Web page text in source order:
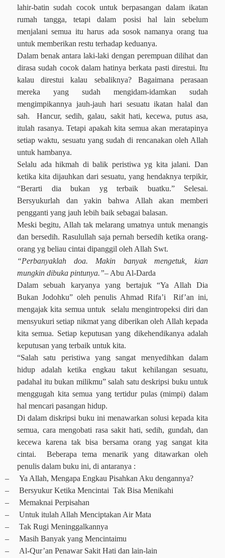
lahir-batin sudah cocok untuk berpasangan dalam ikatan
rumah tangga, tetapi dalam posisi hal lain sebelum
menjalani semua itu harus ada sosok namanya orang tua
untuk memberikan restu terhadap keduanya.
Dalam benak antara laki-laki dengan perempuan dilihat dan
dirasa sudah cocok dalam hatinya berkata pasti direstui. Itu
kalau direstui kalau sebaliknya? Bagaimana perasaan
mereka yang sudah mengidam-idamkan sudah
mengimpikannya jauh-jauh hari sesuatu ikatan halal dan
sah.
Hancur, sedih, galau, sakit hati, kecewa, putus asa,
itulah rasanya. Tetapi apakah kita semua akan meratapinya
setiap waktu, sesuatu yang sudah di rencanakan oleh Allah
untuk hambanya.
Selalu ada hikmah di balik peristiwa yg kita jalani. Dan
ketika kita dijauhkan dari sesuatu, yang hendaknya terpikir,
“Berarti dia bukan yg terbaik buatku.” Selesai.
Bersyukurlah dan yakin bahwa Allah akan memberi
pengganti yang jauh lebih baik sebagai balasan.
Meski begitu, Allah tak melarang umatnya untuk menangis
dan bersedih. Rasulullah saja pernah bersedih ketika orang-
orang yg beliau cintai dipanggil oleh Allah Swt.
“Perbanyaklah doa. Makin banyak mengetuk, kian
mungkin dibuka pintunya.”– Abu Al-Darda
Dalam sebuah karyanya yang bertajuk “Ya Allah Dia
Bukan Jodohku” oleh penulis Ahmad Rifa’i
Rif’an ini,
mengajak kita semua untuk
selalu mengintropeksi diri dan
mensyukuri setiap nikmat yang diberikan oleh Allah kepada
kita semua. Setiap keputusan yang dikehendikanya adalah
keputusan yang terbaik untuk kita.
“Salah satu peristiwa yang sangat menyedihkan dalam
hidup adalah ketika engkau takut kehilangan sesuatu,
padahal itu bukan milikmu” salah satu deskripsi buku untuk
menggugah kita semua yang tertidur pulas (mimpi) dalam
hal mencari pasangan hidup.
Di dalam diskripsi buku ini menawarkan solusi kepada kita
semua, cara mengobati rasa sakit hati, sedih, gundah, dan
kecewa karena tak bisa bersama orang yag sangat kita
cintai.
Beberapa tema menarik yang ditawarkan oleh
penulis dalam buku ini, di antaranya :
–
Ya Allah, Mengapa Engkau Pisahkan Aku dengannya?
–
Bersyukur Ketika Mencintai Tak Bisa Menikahi
–
Memaknai Perpisahan
–
Untuk itulah Allah Menciptakan Air Mata
–
Tak Rugi Meninggalkannya
–
Masih Banyak yang Mencintaimu
–
Al-Qur’an Penawar Sakit Hati dan lain-lain